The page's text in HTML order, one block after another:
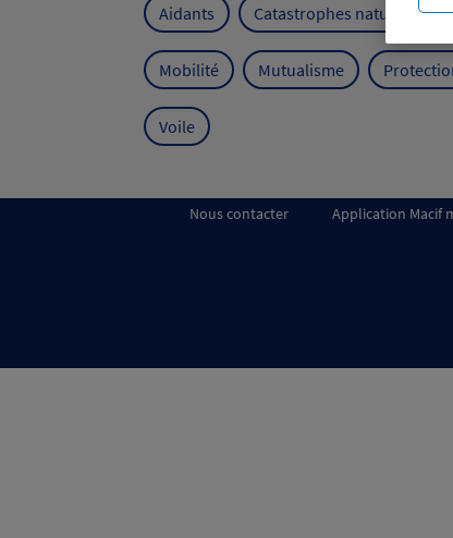
Aidants Catastrophes naturelles
Mobilité Mutualisme
Voile
Nous contacter Application Macif